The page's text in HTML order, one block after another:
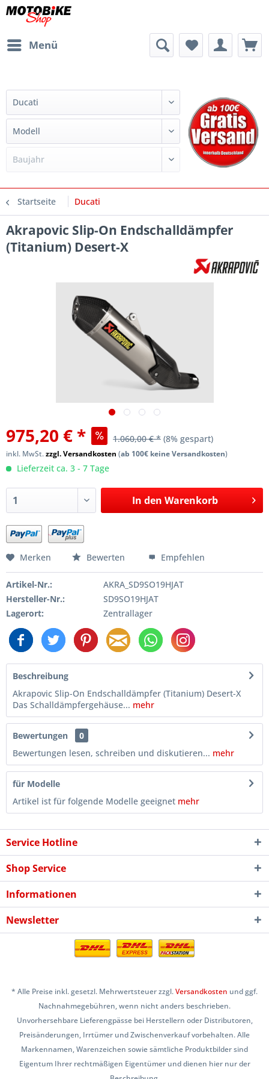
Menü
Startseite Ducati
Akrapovic Slip-On Endschalldämpfer
(Titanium) Desert-X
975,20 € * 1.060,00 € * (8% gespart)
inkl. MwSt.zzgl. Versandkosten (ab 100€ keine Versandkosten)
Lieferzeit ca. 3 - 7 Tage
In den Warenkorb
Merken Bewerten Empfehlen
Artikel-Nr.:
AKRA_SD9SO19HJAT
Hersteller-Nr.:
SD9SO19HJAT
Lagerort:
Zentrallager
Beschreibung
Akrapovic Slip-On Endschalldämpfer (Titanium) Desert-X
Das Schalldämpfergehäuse... mehr
Bewertungen
0
Bewertungen lesen, schreiben und diskutieren... mehr
für Modelle
Artikel ist für folgende Modelle geeignet mehr
Service Hotline
Shop Service
Informationen
Newsletter
* Alle Preise inkl. gesetzl. Mehrwertsteuer zzgl.Versandkosten und ggf.
Nachnahmegebühren, wenn nicht anders beschrieben.
Unvorhersehbare Lieferengpässe bei Herstellern oder Distributoren,
Preisänderungen, Irrtümer und Zwischenverkauf vorbehalten. Alle
Markennamen, Warenzeichen sowie sämtliche Produktbilder sind
Eigentum Ihrer rechtmäßigen Eigentümer und dienen hier nur der